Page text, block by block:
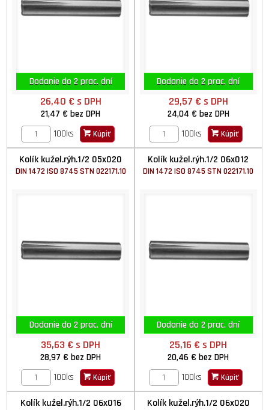
Dodanie do 2 prac. dní
26,40 € s DPH
21,47 €bez DPH
100ks
Kúpiť
Dodanie do 2 prac. dní
29,57 € s DPH
24,04 € bez DPH
100ks
Kúpiť
Kolík kužel.rýh.1/2 05x020
DIN 1472 ISO 8745 STN 022171.10
Dodanie do 2 prac. dní
35,63 €s DPH
28,97 €bez DPH
100ks
Kúpiť
Kolík kužel.rýh.1/2 06x012
DIN 1472 ISO 8745 STN 022171.10
Dodanie do 2 prac. dní
25,16 €s DPH
20,46 €bez DPH
100ks
Kúpiť
Kolík kužel.rýh.1/2 06x016 Kolík kužel.rýh.1/2 06x020